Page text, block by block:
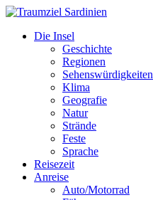
Die Insel
Geschichte
Regionen
Sehenswürdigkeiten
Klima
Geografie
Natur
Strände
Feste
Sprache
Reisezeit
Anreise
Auto/Motorrad